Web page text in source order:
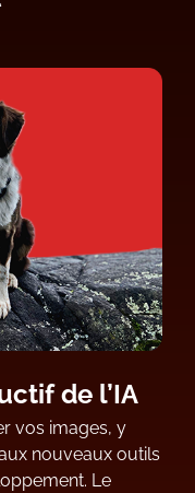
de l’IA
vos images, y
nouveaux outils
Le